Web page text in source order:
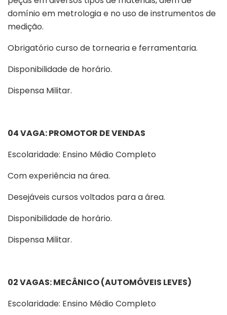
domínio em metrologia e no uso de instrumentos de
medição.
Obrigatório curso de tornearia e ferramentaria.
Disponibilidade de horário.
Dispensa Militar.
04 VAGA: PROMOTOR DE VENDAS
Escolaridade: Ensino Médio Completo
Com experiência na área.
Desejáveis cursos voltados para a área.
Disponibilidade de horário.
Dispensa Militar.
02 VAGAS: MECÂNICO (AUTOMÓVEIS LEVES)
Escolaridade: Ensino Médio Completo